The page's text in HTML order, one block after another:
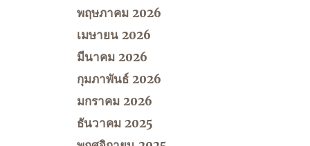
พฤษภาคม 2026
เมษายน 2026
มีนาคม 2026
กุมภาพันธ์ 2026
มกราคม 2026
ธันวาคม 2025